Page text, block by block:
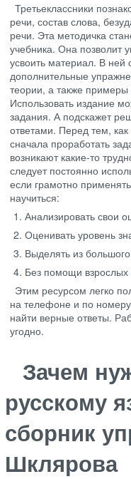
Третьеклассники
речи, состав слова,
речи. Эта методичка
учебника. Она позволит
усвоить материал. В ней
дополнительные
теории, а также
Использовать издание
задания. А подскажет
ответами. Перед тем,
сначала проработать
возникают какие-то
следует постоянно
если грамотно
научиться:
Анализировать свои
Оценивать уровень
Выделять из
Без помощи взрослых
Этим ресурсом легко
на телефоне и по
найти верные ответы.
угодно.
Зачем
русскому
сборник
Шклярова